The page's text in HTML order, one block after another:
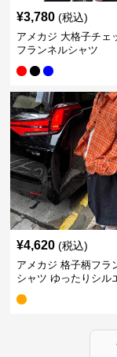
¥3,780 (税込)
アメカジ 大格子チェ
フランネルシャツ
¥4,620 (税込)
アメカジ 格子柄フラ
シャツ ゆったりシル